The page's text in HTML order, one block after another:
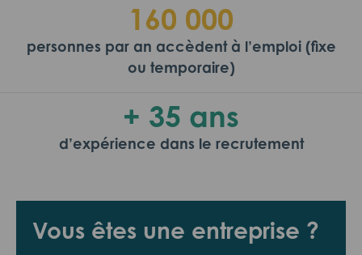
Vous êtes une entreprise ?
160 000
personnes par an accèdent à l’emploi (fixe
ou temporaire)
+ 35 ans
d’expérience dans le recrutement